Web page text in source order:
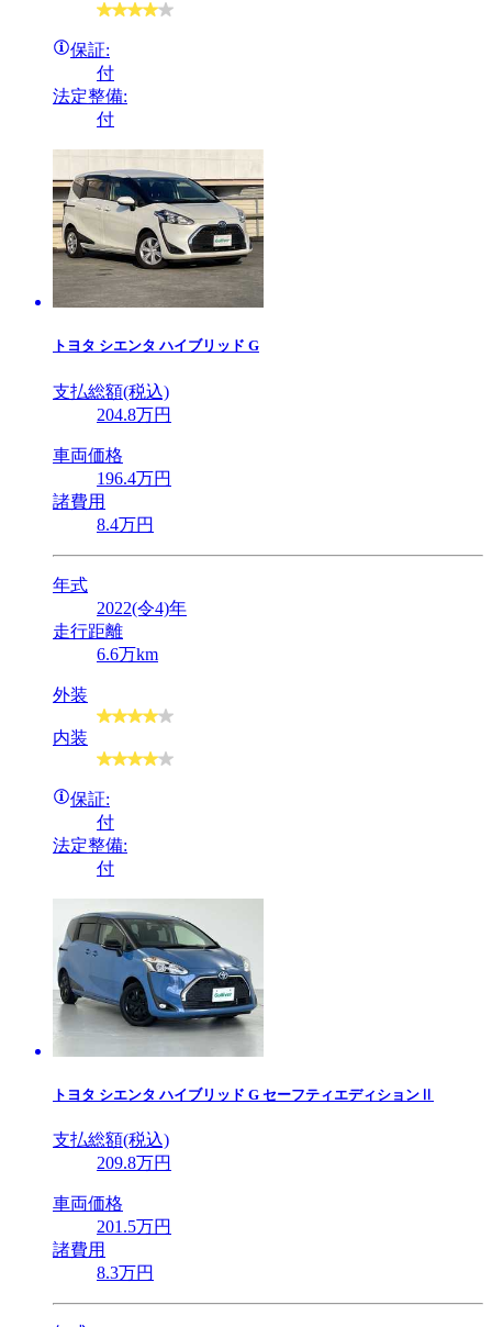
保証:
付
法定整備:
付
トヨタ シエンタ ハイブリッド G
支払総額(税込)
204.8万円
車両価格
196.4万円
諸費用
8.4万円
年式
2022(令4)年
走行距離
6.6万km
外装
内装
保証:
付
法定整備:
付
トヨタ シエンタ ハイブリッド G セーフティエディションⅡ
支払総額(税込)
209.8万円
車両価格
201 .5万円
諸費用
8.3万円